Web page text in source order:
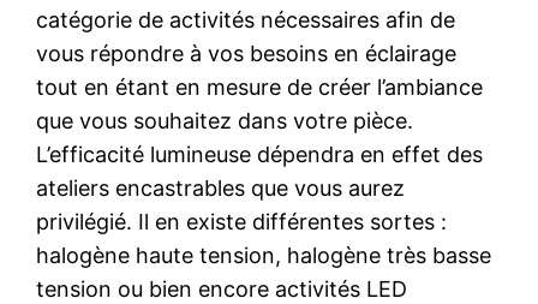
catégorie de activités nécessaires afin de
vous répondre à vos besoins en éclairage
tout en étant en mesure de créer l’ambiance
que vous souhaitez dans votre pièce.
L’efficacité lumineuse dépendra en effet des
ateliers encastrables que vous aurez
privilégié. Il en existe différentes sortes :
halogène haute tension, halogène très basse
tension ou bien encore activités LED